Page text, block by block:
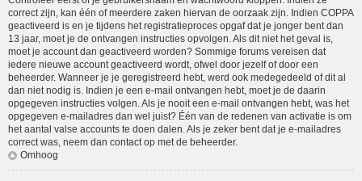
correct zijn, kan één of meerdere zaken hiervan de oorzaak zijn. Indien COPPA
geactiveerd is en je tijdens het registratieproces opgaf dat je jonger bent dan
13 jaar, moet je de ontvangen instructies opvolgen. Als dit niet het geval is,
moet je account dan geactiveerd worden? Sommige forums vereisen dat
iedere nieuwe account geactiveerd wordt, ofwel door jezelf of door een
beheerder. Wanneer je je geregistreerd hebt, werd ook medegedeeld of dit al
dan niet nodig is. Indien je een e-mail ontvangen hebt, moet je de daarin
opgegeven instructies volgen. Als je nooit een e-mail ontvangen hebt, was het
opgegeven e-mailadres dan wel juist? Één van de redenen van activatie is om
het aantal valse accounts te doen dalen. Als je zeker bent dat je e-mailadres
correct was, neem dan contact op met de beheerder.
Omhoog